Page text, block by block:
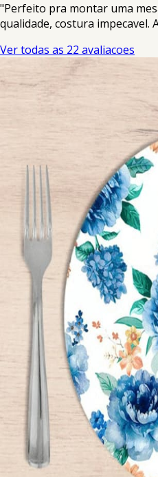
"Perfeito pra montar uma
qualidade, costura impecavel.
Ver todas as 22 avaliacoes